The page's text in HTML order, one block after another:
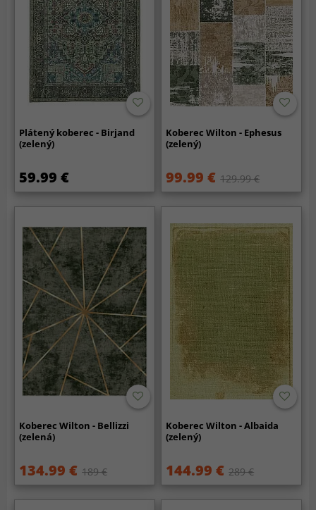
Plátený koberec - Birjand
(zelený)
59.99 €
Koberec Wilton - Ephesus
(zelený)
99.99 € 129.99 €
Koberec Wilton - Bellizzi
(zelená)
134.99 € 189 €
Koberec Wilton - Albaida
(zelený)
144.99 € 289 €